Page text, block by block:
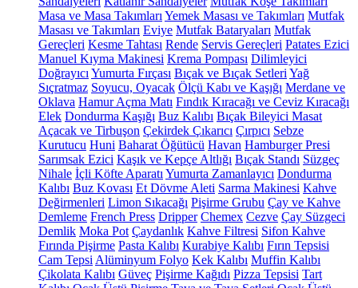
Masa ve Masa Takımları Yemek Masası ve Takımları Mutfak
Masası ve Takımları Eviye Mutfak Bataryaları Mutfak
Gereçleri Kesme Tahtası Rende Servis Gereçleri Patates Ezici
Manuel Kıyma Makinesi Krema Pompası Dilimleyici
Doğrayıcı Yumurta Fırçası Bıçak ve Bıçak Setleri Yağ
Sıçratmaz Soyucu, Oyacak Ölçü Kabı ve Kaşığı Merdane ve
Oklava Hamur Açma Matı Fındık Kıracağı ve Ceviz Kıracağı
Elek Dondurma Kaşığı Buz Kalıbı Bıçak Bileyici Masat
Açacak ve Tirbuşon Çekirdek Çıkarıcı Çırpıcı Sebze
Kurutucu Huni Baharat Öğütücü Havan Hamburger Presi
Sarımsak Ezici Kaşık ve Kepçe Altlığı Bıçak Standı Süzgeç
Nihale İçli Köfte Aparatı Yumurta Zamanlayıcı Dondurma
Kalıbı Buz Kovası Et Dövme Aleti Sarma Makinesi Kahve
Değirmenleri Limon Sıkacağı Pişirme Grubu Çay ve Kahve
Demleme French Press Dripper Chemex Cezve Çay Süzgeci
Demlik Moka Pot Çaydanlık Kahve Filtresi Sifon Kahve
Fırında Pişirme Pasta Kalıbı Kurabiye Kalıbı Fırın Tepsisi
Cam Tepsi Alüminyum Folyo Kek Kalıbı Muffin Kalıbı
Çikolata Kalıbı Güveç Pişirme Kağıdı Pizza Tepsisi Tart